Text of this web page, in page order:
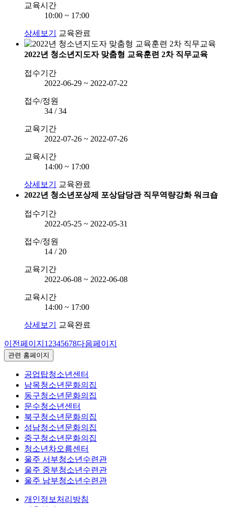
교육시간
10:00 ~ 17:00
상세보기 교육완료
2022년 청소년지도자 맞춤형 교육훈련 2차 직무교육
접수기간
2022-06-29 ~ 2022-07-22
접수/정원
34 / 34
교육기간
2022-07-26 ~ 2022-07-26
교육시간
14:00 ~ 17:00
상세보기
교육완료
2022년 청소년포상제 포상담당관 직무역량강화 워크숍
접수기간
2022-05-25 ~ 2022-05-31
접수/정원
14 / 20
교육기간
2022-06-08 ~ 2022-06-08
교육시간
14:00 ~ 17:00
상세보기 교육완료
이전페이지 1 2345678다음페이지
관련 홈페이지
공업탑청소년센터
남목청소년문화의집
동구청소년문화의집
문수청소년센터
북구청소년문화의집
성남청소년문화의집
중구청소년문화의집
청소년차오름센터
울주 서부청소년수련관
울주 중부청소년수련관
울주 남부청소년수련관
개인정보처리방침